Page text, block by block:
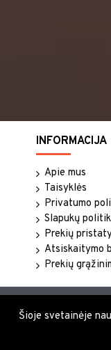
INFORMACIJA
Apie mus
Taisyklės
Privatumo
Slapukų
Prekių
Atsiskaitymo
Prekių
Šioje svetainėje